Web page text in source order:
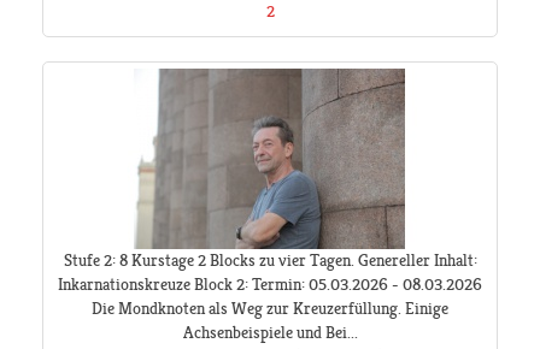
2
Stufe 2: 8 Kurstage 2 Blocks zu vier Tagen. Genereller Inhalt:
Inkarnationskreuze Block 2: Termin: 05.03.2026 - 08.03.2026
Die Mondknoten als Weg zur Kreuzerfüllung. Einige
Achsenbeispiele und Bei...